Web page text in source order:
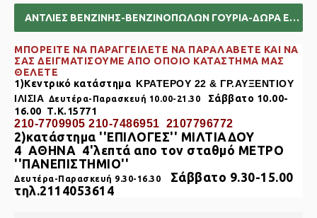
ΑΝΤΛΙΕΣ ΒΕΝΖΙΝΗΣ-ΒΕΝΖΙΝΟΠΩΛΩΝ ΓΟΎΡΙΑ-ΔΏΡΑ ΕΠΑΓΓΕΛΜΑΤΙΚΆ ΟΜΑΔΙΚΆ ΕΠΙΧΕΙΡΗΜΑΤΙΚΆ ΓΙΑ BAZZAR ΣΧΟΛΕΊΑ ΣΥΛΛΌΓΟΥΣ 2025
ΜΠΟΡΕΙΤΕ ΝΑ ΠΑΡΑΓΓΕΙΛΕΤΕ ΝΑ ΠΑΡΑΛΑΒΕΤΕ KAI NA
ΣΑΣ ΔΕΙΓΜΑΤΙΣΟΥΜΕ ΑΠΟ ΟΠΟΙΟ ΚΑΤΑΣΤΗΜΑ ΜΑΣ
ΘΕΛΕΤΕ
1)Κεντρικό κατάστημα ΚΡΑΤΕΡΟΥ 22 & ΓΡ.ΑΥΞΕΝΤΙΟΥ
ΙΛΙΣΙΑ Δευτέρα-Παρασκευή 10.00-21.30
Σάββατο 10.00-
16.00 Τ.Κ.15771
210-7709905 210-7486951 2107796772
2)κατάστημα ''ΕΠΙΛΟΓΕΣ'' ΜΙΛΤΙΑΔΟΥ
4 ΑΘΗΝΑ 4'λεπτά απο τον σταθμό ΜΕΤΡΟ
''ΠΑΝΕΠΙΣΤΗΜΙΟ''
Δευτέρα-Παρασκευή 9.30-16.30
Σάββατο 9.30-15.00
τηλ.2114053614